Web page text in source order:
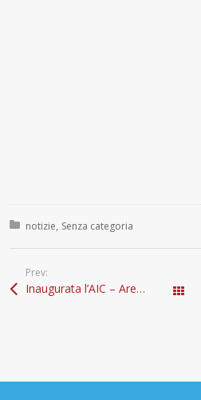
Posted in:
notizie Senza categoria
Prev:
Inaugurata l’AIC – Area Industria della Conoscenza, primo nucleo industriale del nuovo distretto di Bagnoli